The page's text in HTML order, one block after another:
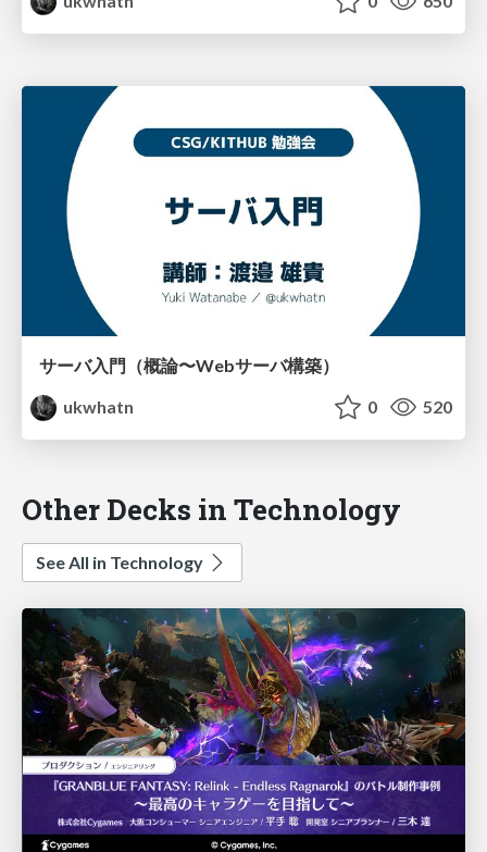
サーバ入門（概論〜Webサーバ構築）
ukwhatn
0 520
Other Decks in Technology
See All in Technology